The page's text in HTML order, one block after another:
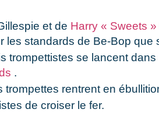
et de Harry « Sweets
standards de Be-Bop que
se lancent
.
rentrent en
de croiser le fer.